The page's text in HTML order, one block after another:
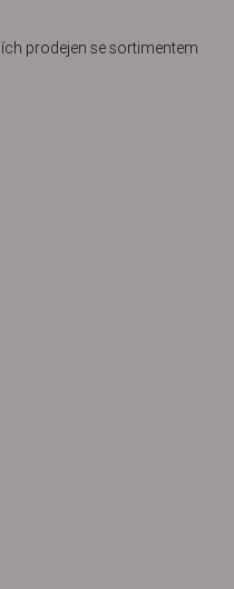
prodejen se sortimentem